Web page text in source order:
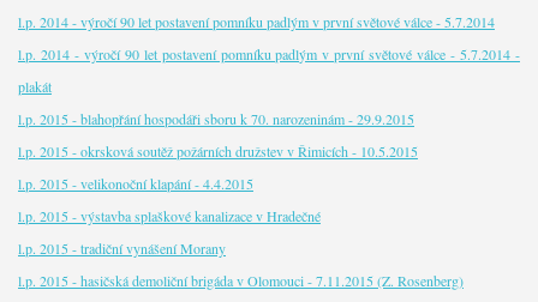
l.p. 2014 - výročí 90 let postavení pomníku padlým v první světové válce - 5.7.2014
l.p. 2014 - výročí 90 let postavení pomníku padlým v první světové válce - 5.7.2014 -
plakát
l.p. 2015 - blahopřání hospodáři sboru k 70. narozeninám - 29.9.2015
l.p. 2015 - okrsková soutěž požárních družstev v Řimicích - 10.5.2015
l.p. 2015 - velikonoční klapání - 4.4.2015
l.p. 2015 - výstavba splaškové kanalizace v Hradečné
l.p. 2015 - tradiční vynášení Morany
l.p. 2015 - hasičská demoliční brigáda v Olomouci - 7.11.2015 (Z. Rosenberg)